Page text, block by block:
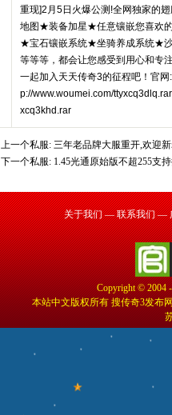
重现]2月5日火爆公测!全网独家的
地图★装备加星★任意镶嵌您喜欢
★宝石镶嵌系统★坐骑养成系统★
等等等，都会让您感受到用心和专
一起加入天天传奇3的征程吧！官
p://www.woumei.com/
xcq3khd.rar
上一个私服: 三年老品牌大服重开,欢迎
下一个私服: 1.45光通原始版不超255支
关于我们 — 联系我们 —
Copyright © 2004
本站中文版权所有 搜传奇3发布